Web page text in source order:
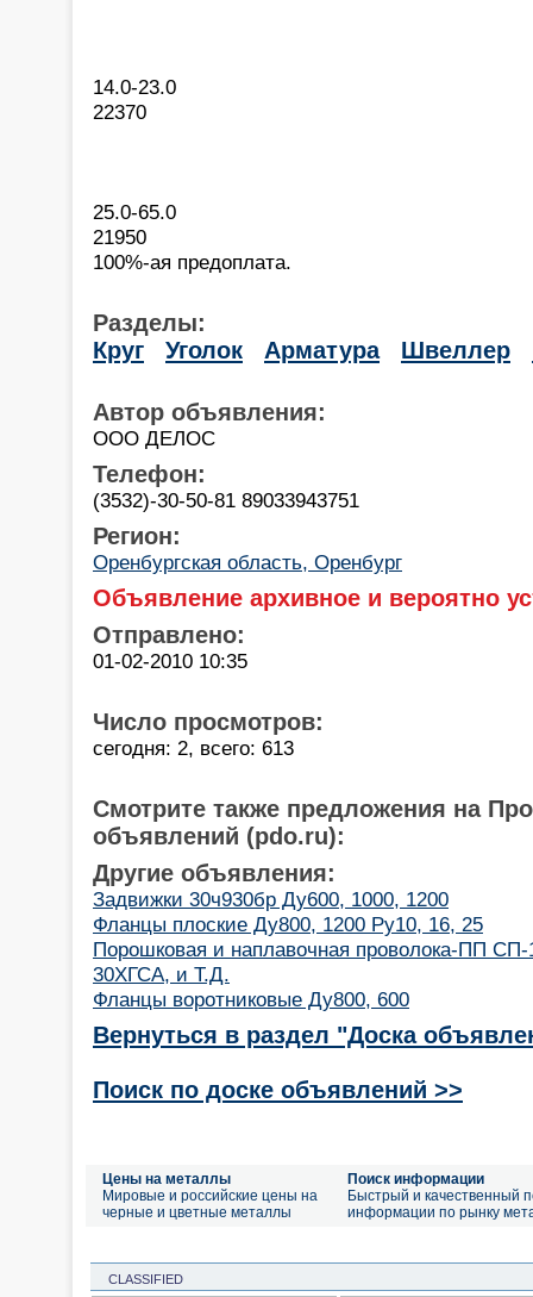
14.0-23.0
22370
25.0-65.0
21950
100%-ая предоплата.
Разделы:
Круг
Уголок Арматура Швеллер
Автор объявления:
ООО ДЕЛОС
Телефон:
(3532)-30-50-81 89033943751
Регион:
Оренбургская область, Оренбург
Объявление архивное и вероятно
Отправлено:
01-02-2010 10:35
Число просмотров:
сегодня: 2, всего: 613
Смотрите также предложения на
объявлений (pdo.ru):
Другие объявления:
Задвижки 30ч930бр Ду600, 1000, 1200
Фланцы плоские Ду800, 1200 Ру10, 16, 25
Порошковая и наплавочная проволока-ПП
30ХГСА, и Т.Д.
Фланцы воротниковые Ду800, 600
Вернуться в раздел "Доска
Поиск по доске объявлений >>
Цены на металлы
Мировые и российские цены на
черные и цветные металлы
Поиск информации
Быстрый и качественный
информации по рынку
CLASSIFIED